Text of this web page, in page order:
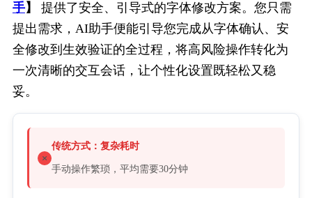
手】
提供了安全、引导式的字体修改方案。您只需
提出需求，AI助手便能引导您完成从字体确认、安
全修改到生效验证的全过程，将高风险操作转化为
一次清晰的交互会话，让个性化设置既轻松又稳
妥。
传统方式：复杂耗时
手动操作繁琐，平均需要30分钟